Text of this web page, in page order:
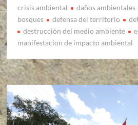
crisis ambiental daños ambientales
bosques
defensa del territorio
destrucción del medio ambiente
manifestacion de impacto ambiental